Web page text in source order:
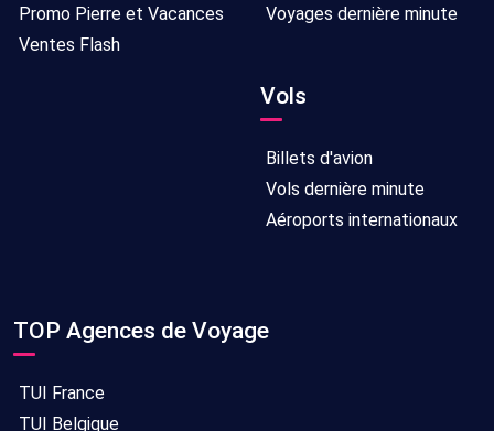
Promo Pierre et Vacances
Ventes Flash
Voyages dernière minute
Vols
Billets d'avion
Vols dernière minute
Aéroports internationaux
TOP Agences de Voyage
TUI France
TUI Belgique